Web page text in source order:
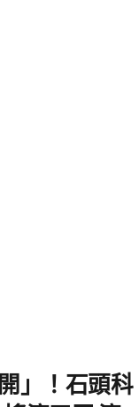
」！石頭科